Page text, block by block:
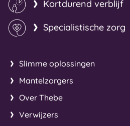
Kortdurend verblijf
Specialistische zorg
Slimme oplossingen
Mantelzorgers
Over Thebe
Verwijzers